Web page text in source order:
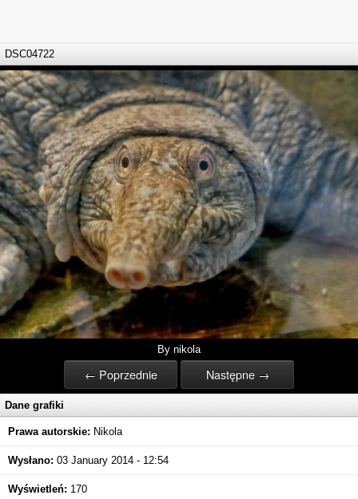
DSC04722
By nikola
← Poprzednie Następne →
Dane grafiki
Prawa autorskie: Nikola
Wysłano: 03 January 2014 - 12:54
Wyświetleń: 170